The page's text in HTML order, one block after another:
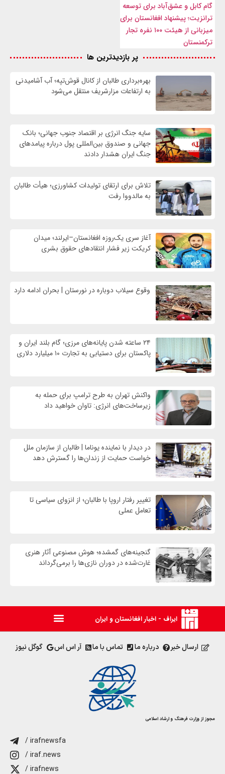
گام کابل و عشق‌آباد برای توسعه
ترانزیت؛ پیشنهاد افغانستان برای
میزبانی از هیئت ۱۰۰ نفره تجار
ترکمنستان
پر بازدیدترین ها
بهره‌برداری طالبان از کانال قوش‌تپه؛ آب آشامیدنی
به ارتفاعات مزارشریف منتقل می‌شود
سایه جنگ انرژی بر اقتصاد جنوب جهانی؛ بانک
جهانی و صندوق بین‌المللی پول درباره پیامدهای
جنگ ایران هشدار دادند
تلاش برای ارتقای تولیدات کشاورزی؛ هیأت طالبان
به مالدووا رفت
آغاز سری یک‌روزه افغانستان–ایرلند؛ میدان
کریکت زیر فشار انتقادهای حقوق بشری
وقوع سیلاب دوباره در نورستان | بحران ادامه دارد
۲۴ ساعته شدن پایانه‌های مرزی؛ گام بلند ایران و
پاکستان برای دستیابی به تجارت ۱۰ میلیارد دلاری
واکنش تهران به طرح ترامپ برای حمله به
زیرساخت‌های انرژی: تاوان خواهید داد
در دیدار با نماینده یوناما | طالبان از سازمان ملل
خواست حمایت از زندان‌ها را گسترش دهد
تغییر رفتار اروپا با طالبان؛ از انزوای سیاسی تا
تعامل عملی
گنجینه‌های گمشده؛ هوش مصنوعی آثار هنری
غارت‌شده در دوران نازی‌ها را برمی‌گرداند
ایراف - اخبار افغانستان و ایران
ارسال خبر درباره ما تماس با ما آر اس اس گوگل نیوز
مجوز از وزارت فرهنگ و ارشاد اسلامی
/ irafnewsfa
/ iraf.news
/ irafnews